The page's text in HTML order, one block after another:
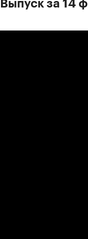
Выпуск за 14